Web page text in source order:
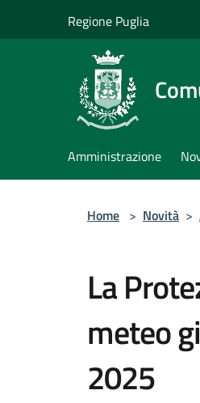
Regione Puglia
Amministrazione
Home > Novità >
La
meteo
2025